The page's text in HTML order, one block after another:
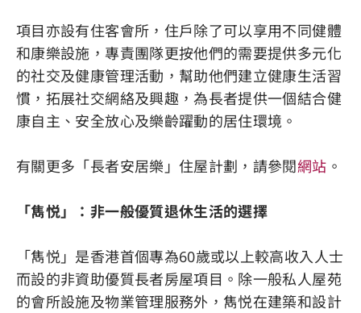
項目亦設有住客會所，住戶除了可以享用不同健體
和康樂設施，專責團隊更按他們的需要提供多元化
的社交及健康管理活動，幫助他們建立健康生活習
慣，拓展社交網絡及興趣，為長者提供一個結合健
康自主、安全放心及樂齡躍動的居住環境。
有關更多「長者安居樂」住屋計劃，請參閱網站 。
「雋悦」：非一般優質退休生活的選擇
「雋悦」是香港首個專為60歲或以上較高收入人士
而設的非資助優質長者房屋項目。除一般私人屋苑
的會所設施及物業管理服務外，雋悦在建築和設計